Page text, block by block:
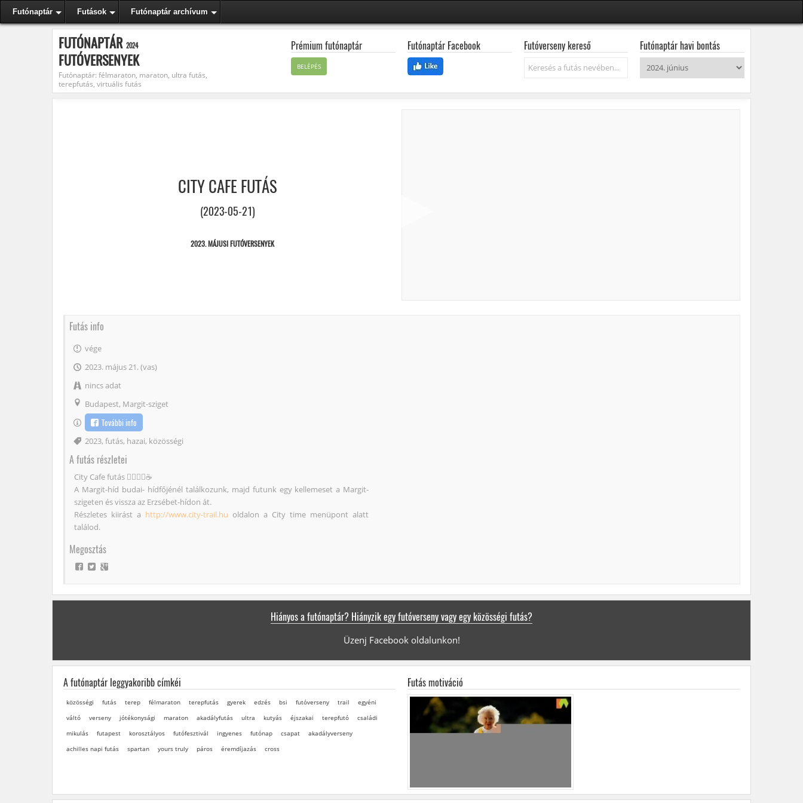
Futónaptár Futások Futónaptár archívum
FUTÓNAPTÁR 2024
FUTÓVERSENYEK
Futónaptár: félmaraton, maraton, ultra futás,
terepfutás, virtuális futás
Prémium futónaptár
BELÉPÉS
Futónaptár Facebook Futóverseny kereső
Keresés...
Futónaptár havi bontás
CITY CAFE FUTÁS
(2023-05-21)
2023. MÁJUSI FUTÓVERSENYEK
Futás info
vége
2023. május 21. (vas)
nincs adat
Budapest, Margit-sziget
További info
Címke
2023, futás, hazai, közösségi
A futás részletei
City Cafe futás 🏃‍♀️🏃‍♂️☕️
A Margit-híd budai- hídfőjénél találkozunk, majd futunk egy kellemeset a Margit-
szigeten és vissza az Erzsébet-hídon át.
Részletes kiirást a http://www.city-trail.hu oldalon a City time menüpont alatt
találod.
Megosztás
Hiányos a futónaptár? Hiányzik egy futóverseny vagy egy közösségi futás?
Üzenj Facebook oldalunkon!
A futónaptár leggyakoribb címkéi
közösségi futás terep félmaraton terepfutás gyerek edzés bsi futóverseny trail
egyéni
váltó
verseny jótékonysági maraton akadályfutás ultra kutyás éjszakai terepfutó
családi
mikulás
futapest korosztályos futófesztivál ingyenes futónap csapat
akadályverseny
achilles napi futás
spartan yours truly páros éremdíjazás cross
Futás motiváció